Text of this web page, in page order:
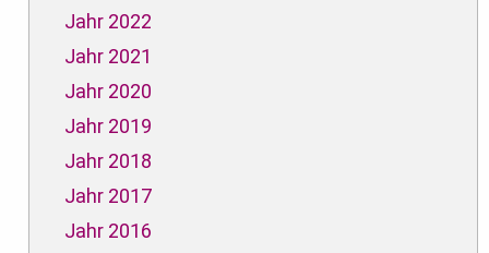
Jahr 2022
Jahr 2021
Jahr 2020
Jahr 2019
Jahr 2018
Jahr 2017
Jahr 2016